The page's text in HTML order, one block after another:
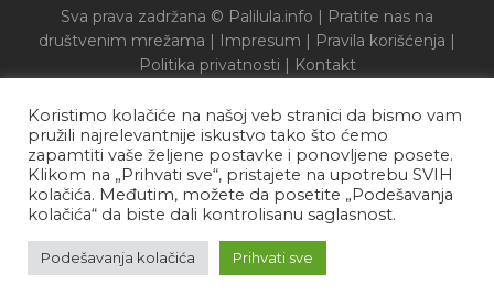
Sva prava zadržana © Palilula.info | Pratite nas na
društvenim mrežama | Impresum | Pravila korišćenja |
Politika privatnosti | Kontakt
Koristimo kolačiće na našoj veb stranici da bismo vam
pružili najrelevantnije iskustvo tako što ćemo
zapamtiti vaše željene postavke i ponovljene posete.
Klikom na „Prihvati sve“, pristajete na upotrebu SVIH
kolačića. Međutim, možete da posetite „Podešavanja
kolačića“ da biste dali kontrolisanu saglasnost.
Podešavanja kolačića Prihvati sve